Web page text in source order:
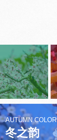
AUTUMN COLOR
冬之韵